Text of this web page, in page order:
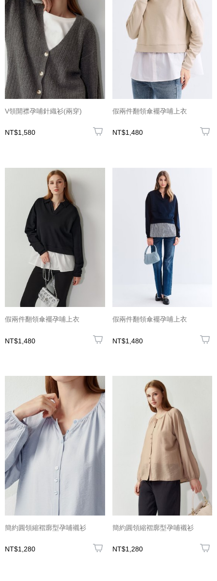
V領開襟孕哺針織衫(兩穿)
NT$1,580
假兩件翻領傘襬孕哺上衣
NT$1,480
假兩件翻領傘襬孕哺上衣
NT$1,480
假兩件翻領傘襬孕哺上衣
NT$1,480
簡約圓領縮褶廓型孕哺襯衫
NT$1,280
簡約圓領縮褶廓型孕哺襯衫
NT$1,280